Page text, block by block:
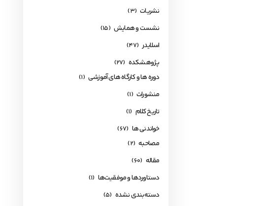
نشریات (3)
نشست و همایش (15)
اسلایدر (47)
پژوهشکده (27)
دوره ها و کارگاه های آموزشی (1)
منشورات (1)
تاریخ کلام (1)
خواندنی ها (67)
مصاحبه (2)
مقاله (60)
دستاوردها و موفقیت‌ها (1)
دسته‌بندی نشده (5)